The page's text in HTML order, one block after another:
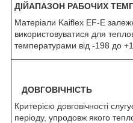
ДІЙАПАЗОН РАБОЧИХ
Матеріали Kaiflex EF-E
використовуватися для
температурами від -198 до
ДОВГОВІЧНІСТЬ
Критерією довговічності
періоду, упродовж якого